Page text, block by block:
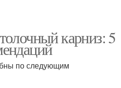
карниз: 5
по следующим